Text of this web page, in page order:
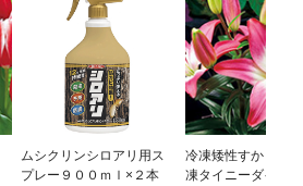
ムシクリンシロアリ用ス
プレー９００ｍｌ×２本
冷凍矮性すかし百
凍タイニーダイヤ